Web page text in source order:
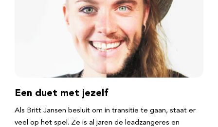
Een duet met jezelf
Als Britt Jansen besluit om in transitie te gaan, staat er
veel op het spel. Ze is al jaren de leadzangeres en